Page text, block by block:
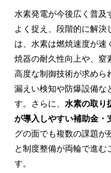
水素発電が今後広く普及
よく捉え、段階的に解
は、水素は燃焼速度が
焼器の耐久性向上や、窒
高度な制御技術が求めら
漏えい検知や防爆設備な
す。さらに、 水素の取り
が導入しやすい補助金・
グの面でも複数の課題
と制度整備が両輪で進む
す。